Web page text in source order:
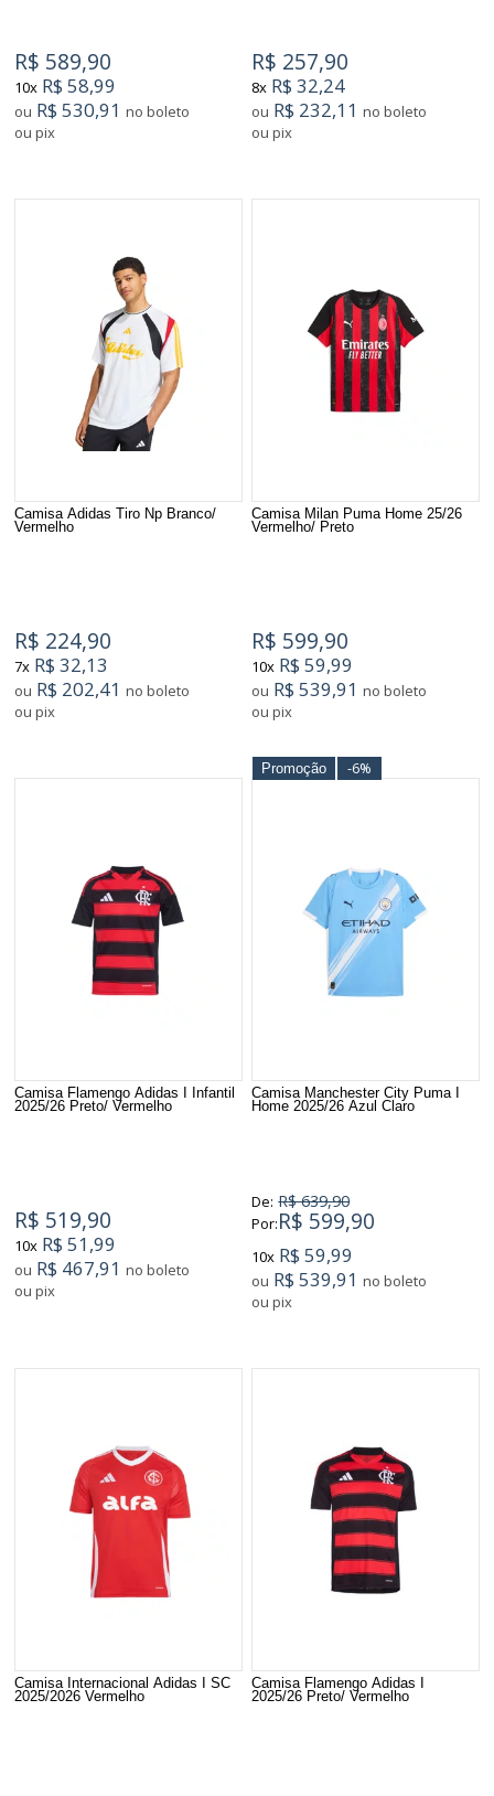
R$ 589,90
10x R$ 58,99
ou R$ 530,91 no boleto
ou pix
R$ 257,90
8x R$ 32,24
ou R$ 232,11 no boleto
ou pix
Camisa Adidas Tiro Np Branco/
Vermelho
R$ 224,90
7x R$ 32,13
ou R$ 202,41 no boleto
ou pix
Camisa Milan Puma Home 25/26
Vermelho/ Preto
R$ 599,90
10x R$ 59,99
ou R$ 539,91 no boleto
ou pix
Camisa Flamengo Adidas I Infantil
2025/26 Preto/ Vermelho
R$ 519,90
10x R$ 51,99
ou R$ 467,91 no boleto
ou pix
Promoção -6%
Camisa Manchester City Puma I
Home 2025/26 Azul Claro
De: R$ 639,90
Por:R$ 599,90
10x R$ 59,99
ou R$ 539,91 no boleto
ou pix
Camisa Internacional Adidas I SC
2025/2026 Vermelho
Camisa Flamengo Adidas I
2025/26 Preto/ Vermelho